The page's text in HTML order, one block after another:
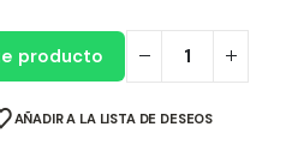
producto
AÑADIR A LA LISTA DE DESEOS